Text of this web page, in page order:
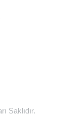
Saklıdır.